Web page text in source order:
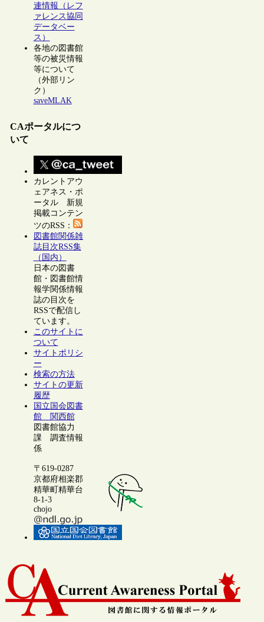
連情報（レフ
ァレンス協同
データベー
ス）
各地の図書館
等の被災情報
等について
（外部リン
ク）
saveMLAK
CAポータルにつ
いて
カレントアウ
ェアネス・ポ
ータル 新規
掲載コンテン
ツのRSS：
図書館関係雑
誌目次RSS集
（国内）
日本の図書
館・図書館情
報学関係情報
誌の目次を
RSSで配信し
ています。
このサイトに
ついて
サイトポリシ
ー
検索の方法
サイトの更新
履歴
国立国会図書
館 関西館
図書館協力
課 調査情報
係
〒619-0287
京都府相楽郡
精華町精華台
8-1-3
chojo